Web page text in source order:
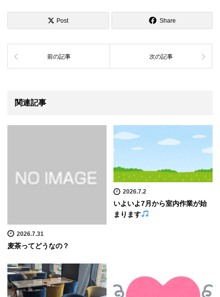
Post Share
前の記事 次の記事
関連記事
2026.7.31
麦茶ってどうなの？
2026.7.2
いよいよ7月から室内作業が始
まります